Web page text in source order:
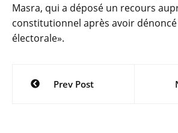
Masra, qui a déposé un recours
constitutionnel après avoir
électorale».
Navigation
Prev Post